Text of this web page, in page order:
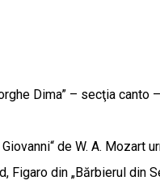
Dima” – secţia
de W. A.
Figaro din „Bărbierul